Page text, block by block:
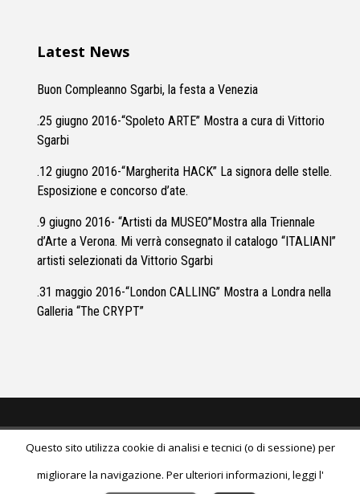
Latest News
Buon Compleanno Sgarbi, la festa a Venezia
.25 giugno 2016-“Spoleto ARTE” Mostra a cura di Vittorio
Sgarbi
.12 giugno 2016-“Margherita HACK” La signora delle stelle.
Esposizione e concorso d’ate.
.9 giugno 2016- “Artisti da MUSEO”Mostra alla Triennale
d’Arte a Verona. Mi verrà consegnato il catalogo “ITALIANI”
artisti selezionati da Vittorio Sgarbi
.31 maggio 2016-“London CALLING” Mostra a Londra nella
Galleria “The CRYPT”
All Rights Reserved.
Questo sito utilizza cookie di analisi e tecnici (o di sessione) per
migliorare la navigazione. Per ulteriori informazioni, leggi l'